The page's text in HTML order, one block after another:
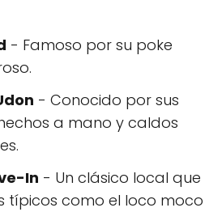
- Famoso por su poke
- ⁤Conocido por sus
a mano y caldos
In - Un clásico local que
típicos como el loco moco